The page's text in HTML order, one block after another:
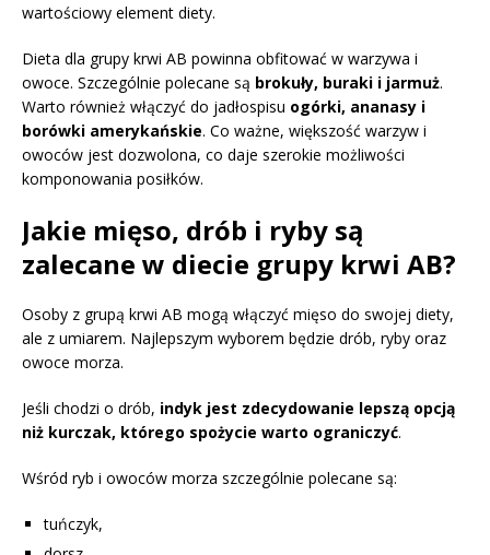
wartościowy element diety.
Dieta dla grupy krwi AB powinna obfitować w warzywa i
owoce. Szczególnie polecane są brokuły, buraki i jarmuż.
Warto również włączyć do jadłospisu ogórki, ananasy i
borówki amerykańskie. Co ważne, większość warzyw i
owoców jest dozwolona, co daje szerokie możliwości
komponowania posiłków.
Jakie mięso, drób i ryby są
zalecane w diecie grupy krwi AB?
Osoby z grupą krwi AB mogą włączyć mięso do swojej diety,
ale z umiarem. Najlepszym wyborem będzie drób, ryby oraz
owoce morza.
Jeśli chodzi o drób, indyk jest zdecydowanie lepszą opcją
niż kurczak, którego spożycie warto ograniczyć.
Wśród ryb i owoców morza szczególnie polecane są:
tuńczyk,